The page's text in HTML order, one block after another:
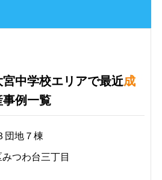
中学校エリアで最近成
例一覧
団地７棟
つわ台三丁目